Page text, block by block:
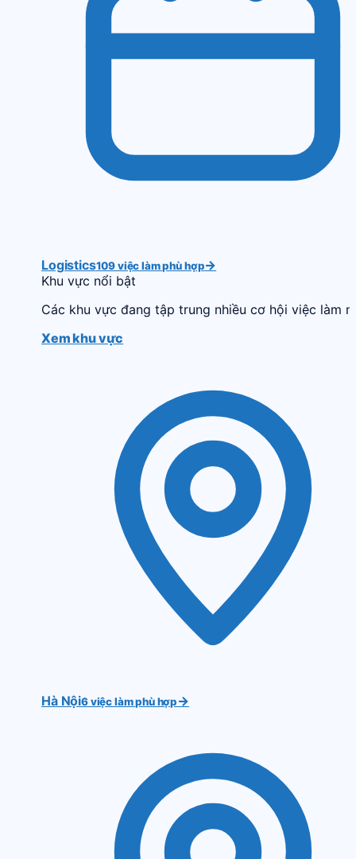
Logistics109 việc làm phù hợp→
Khu vực nổi bật
Các khu vực đang tập trung nhiều cơ hội việc làm
Xem khu vực
Hà Nội6 việc làm phù hợp→